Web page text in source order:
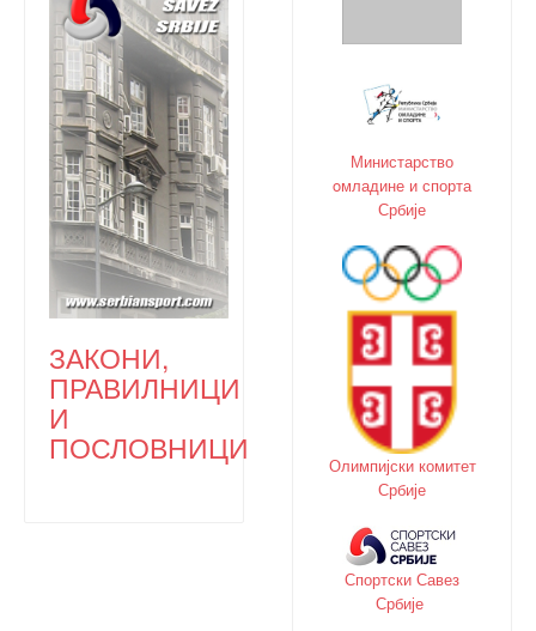
ЗАКОНИ,
ПРАВИЛНИЦИ
И
ПОСЛОВНИЦИ
Министарство
oмладине и спорта
Србије
Олимпијски комитет
Србије
Спортски Савез
Србије